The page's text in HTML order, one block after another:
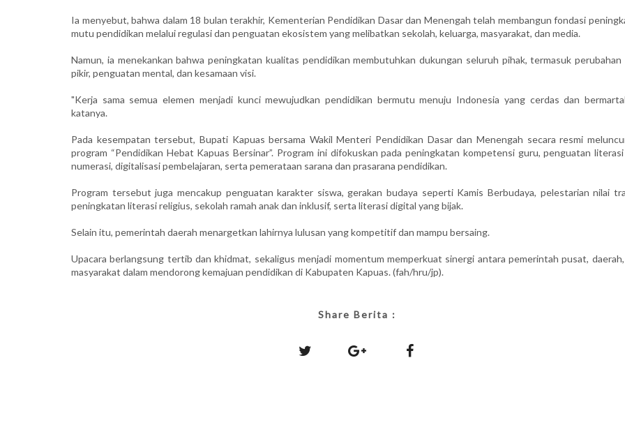
Ia menyebut, bahwa dalam 18 bulan terakhir, Kementerian Pendidikan Dasar dan Menengah telah membangun fondasi
mutu pendidikan melalui regulasi dan penguatan ekosistem yang melibatkan sekolah, keluarga, masyarakat, dan media.
Namun, ia menekankan bahwa peningkatan kualitas pendidikan membutuhkan dukungan seluruh pihak, termasuk perubahan
pikir, penguatan mental, dan kesamaan visi.
"Kerja sama semua elemen menjadi kunci mewujudkan pendidikan bermutu menuju Indonesia yang cerdas dan
katanya.
Pada kesempatan tersebut, Bupati Kapuas bersama Wakil Menteri Pendidikan Dasar dan Menengah secara resmi
program “Pendidikan Hebat Kapuas Bersinar”. Program ini difokuskan pada peningkatan kompetensi guru, penguatan
numerasi, digitalisasi pembelajaran, serta pemerataan sarana dan prasarana pendidikan.
Program tersebut juga mencakup penguatan karakter siswa, gerakan budaya seperti Kamis Berbudaya, pelestarian nilai
peningkatan literasi religius, sekolah ramah anak dan inklusif, serta literasi digital yang bijak.
Selain itu, pemerintah daerah menargetkan lahirnya lulusan yang kompetitif dan mampu bersaing.
Upacara berlangsung tertib dan khidmat, sekaligus menjadi momentum memperkuat sinergi antara pemerintah pusat,
masyarakat dalam mendorong kemajuan pendidikan di Kabupaten Kapuas. (fah/hru/jp).
Share Berita :